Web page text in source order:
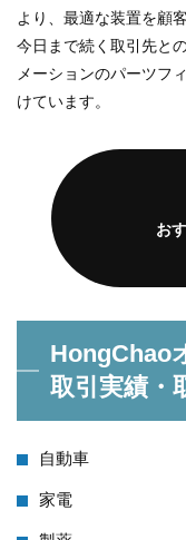
より、最適な装置を顧
今日まで続く取引先と
メーションのパーツフ
けています。
お
HongChao
取引実績・
自動車
家電